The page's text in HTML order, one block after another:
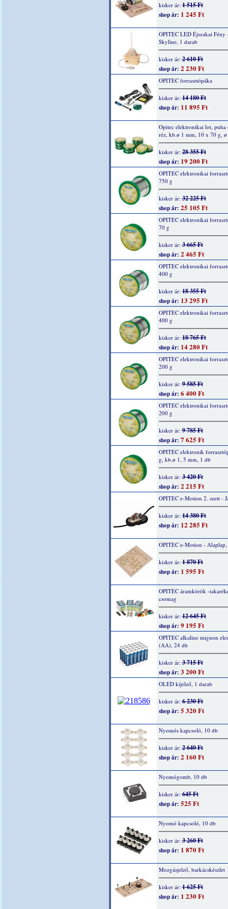
kisker ár:1 515 Ft
shop ár: 1 245 Ft
OPITEC LED Éjszakai Fény
Skyline, 1 darab
kisker ár:2 610 Ft
shop ár: 2 230 Ft
OPITEC forrasztópáka
kisker ár:14 180 Ft
shop ár: 11 895 Ft
Opitec elektronikai lot, puha
réz, kb.ø 1 mm, 10 x 70 g,
kisker ár:28 355 Ft
shop ár: 19 200 Ft
OPITEC elektronikai
750 g
kisker ár:32 225 Ft
shop ár: 25 105 Ft
OPITEC elektronikai
70 g
kisker ár:3 665 Ft
shop ár: 2 465 Ft
OPITEC elektronikai
400 g
kisker ár:18 355 Ft
shop ár: 13 295 Ft
OPITEC elektronikai
400 g
kisker ár:18 765 Ft
shop ár: 14 280 Ft
OPITEC elektronikai
200 g
kisker ár:9 585 Ft
shop ár: 6 400 Ft
OPITEC elektronikai
200 g
kisker ár:9 785 Ft
shop ár: 7 625 Ft
OPITEC elektronik
g, kb.ø 1, 5 mm, 1 db
kisker ár:3 420 Ft
shop ár: 2 215 Ft
OPITEC e-Motion 2. szett -
kisker ár:14 380 Ft
shop ár: 12 285 Ft
OPITEC e-Motion - Alaplap,
kisker ár:1 870 Ft
shop ár: 1 595 Ft
OPITEC áramkörök -
csomag
kisker ár:12 645 Ft
shop ár: 9 195 Ft
OPITEC alkaline mignon
(AA), 24 db
kisker ár:3 715 Ft
shop ár: 3 200 Ft
OLED kijelző, 1 darab
kisker ár:6 230 Ft
shop ár: 5 320 Ft
Nyomós kapcsoló, 10 db
kisker ár:2 640 Ft
shop ár: 2 160 Ft
Nyomógomb, 10 db
kisker ár:645 Ft
shop ár: 525 Ft
Nyomó kapcsoló, 10 db
kisker ár:3 260 Ft
shop ár: 1 870 Ft
Mozgásjelző, barkácskészlet
kisker ár:1 625 Ft
shop ár: 1 230 Ft